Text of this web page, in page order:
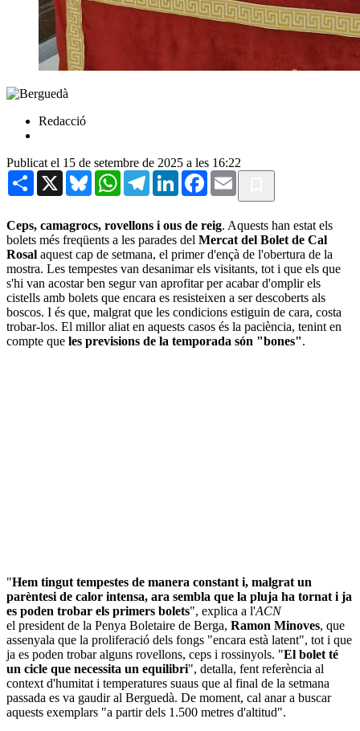
Redacció
Publicat el 15 de setembre de 2025 a les 16:22
Share X BlueskyWhatsAppTelegramLinkedInFacebook
Email
Ceps, camagrocs, rovellons i ous de reig. Aquests han estat els
bolets més freqüents a les parades del Mercat del Bolet de Cal
Rosal aquest cap de setmana, el primer d'ençà de l'obertura de la
mostra. Les tempestes van desanimar els visitants, tot i que els que
s'hi van acostar ben segur van aprofitar per acabar d'omplir els
cistells amb bolets que encara es resisteixen a ser descoberts als
boscos. I és que, malgrat que les condicions estiguin de cara, costa
trobar-los. El millor aliat en aquests casos és la paciència, tenint en
compte que les previsions de la temporada són "bones".
"Hem tingut tempestes de manera constant i, malgrat un
parèntesi de calor intensa, ara sembla que la pluja ha tornat i ja
es poden trobar els primers bolets", explica a l'ACN
el president de la Penya Boletaire de Berga, Ramon Minoves, que
assenyala que la proliferació dels fongs "encara està latent", tot i que
ja es poden trobar alguns rovellons, ceps i rossinyols. "El bolet té
un cicle que necessita un equilibri", detalla, fent referència al
context d'humitat i temperatures suaus que al final de la setmana
passada es va gaudir al Berguedà. De moment, cal anar a buscar
aquests exemplars "a partir dels 1.500 metres d'altitud".